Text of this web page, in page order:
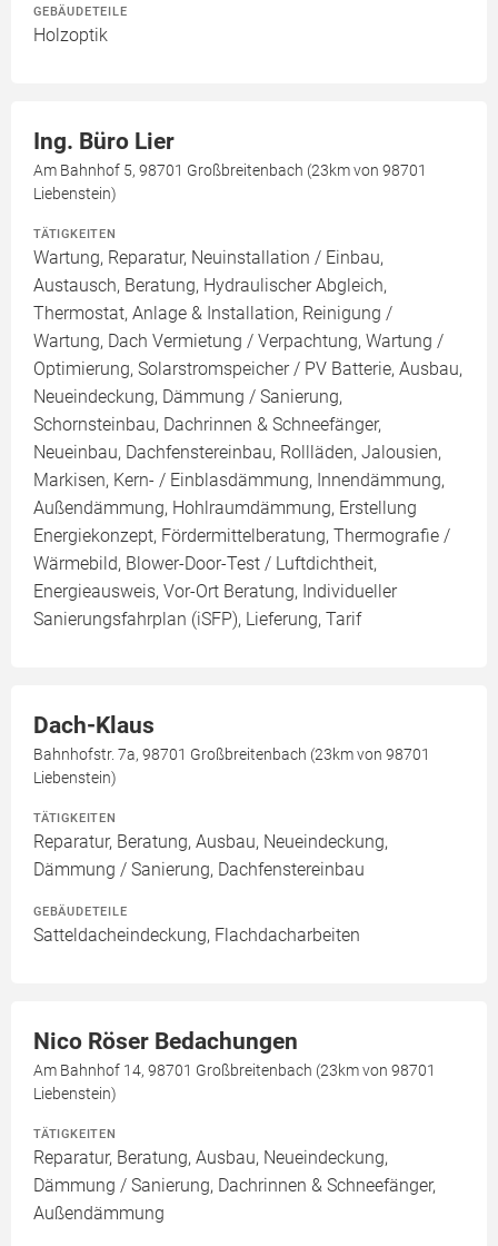
GEBÄUDETEILE
Holzoptik
Ing. Büro Lier
Am Bahnhof 5, 98701 Großbreitenbach (23km von 98701
Liebenstein)
TÄTIGKEITEN
Wartung, Reparatur, Neuinstallation / Einbau,
Austausch, Beratung, Hydraulischer Abgleich,
Thermostat, Anlage & Installation, Reinigung /
Wartung, Dach Vermietung / Verpachtung, Wartung /
Optimierung, Solarstromspeicher / PV Batterie, Ausbau,
Neueindeckung, Dämmung / Sanierung,
Schornsteinbau, Dachrinnen & Schneefänger,
Neueinbau, Dachfenstereinbau, Rollläden, Jalousien,
Markisen, Kern- / Einblasdämmung, Innendämmung,
Außendämmung, Hohlraumdämmung, Erstellung
Energiekonzept, Fördermittelberatung, Thermografie /
Wärmebild, Blower-Door-Test / Luftdichtheit,
Energieausweis, Vor-Ort Beratung, Individueller
Sanierungsfahrplan (iSFP), Lieferung, Tarif
Dach-Klaus
Bahnhofstr. 7a, 98701 Großbreitenbach (23km von 98701
Liebenstein)
TÄTIGKEITEN
Reparatur, Beratung, Ausbau, Neueindeckung,
Dämmung / Sanierung, Dachfenstereinbau
GEBÄUDETEILE
Satteldacheindeckung, Flachdacharbeiten
Nico Röser Bedachungen
Am Bahnhof 14, 98701 Großbreitenbach (23km von 98701
Liebenstein)
TÄTIGKEITEN
Reparatur, Beratung, Ausbau, Neueindeckung,
Dämmung / Sanierung, Dachrinnen & Schneefänger,
Außendämmung